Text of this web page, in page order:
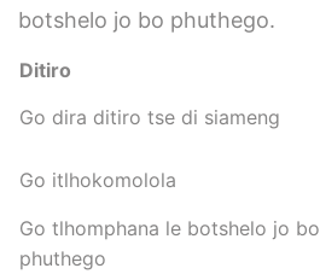
botshelo jo bo phuthego.
Ditiro
Go dira ditiro tse di siameng
Go itlhokomolola
Go tlhomphana le botshelo jo bo
phuthego